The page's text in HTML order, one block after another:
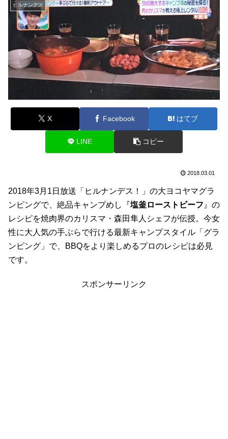
ヒルナンデス
X Facebook はてブ
LINE コピー
2018.03.01
2018年3月1日放送「ヒルナンデス！」の大ヨコヤマグラ
ンピングで、絶品キャンプめし『塩釜ローストビーフ 』の
レシピを焼肉界のカリスマ・森田隼人シェフが伝授。今女
性に大人気の手ぶらで行ける最新キャンプスタイル「グラ
ンピング」で、BBQをより楽しめるプロのレシピは必見
です。
スポンサーリンク